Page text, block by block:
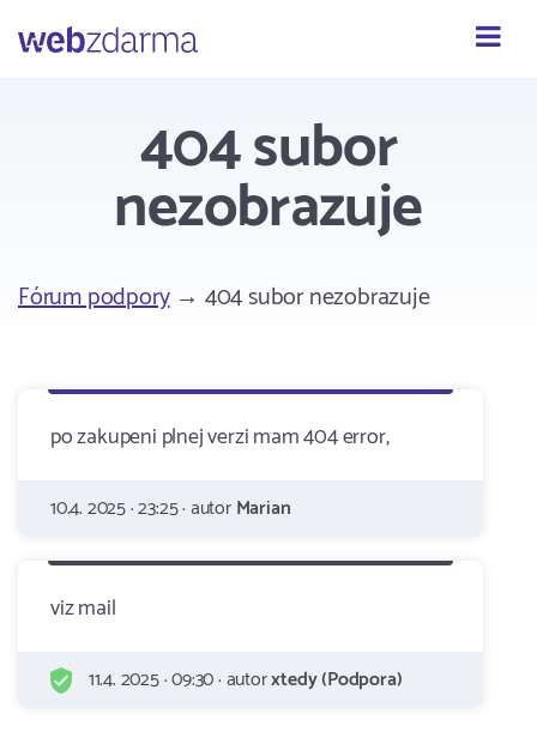
Webzdarma
404 subor
nezobrazuje
Fórum podpory→ 404 subor nezobrazuje
po zakupeni plnej verzi mam 404 error,
10.4. 2025 · 23:25 · autorMarian
viz mail
11.4. 2025 · 09:30 · autorxtedy (Podpora)